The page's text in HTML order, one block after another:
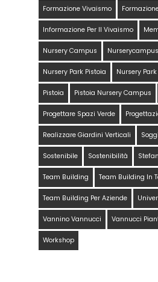
Formazione Vivaismo
Informazione Per Il Vivaismo
Nursery Campus Nurserycampus
Nursery Park Pistoia Nursery
Pistoia Pistoia Nursery Campus
Progettare Spazi Verde
Realizzare Giardini Verticali
Sostenibile Sostenibilità
Team Building Team Building In
Team Building Per Aziende
Vannino Vannucci Vannucci
Workshop